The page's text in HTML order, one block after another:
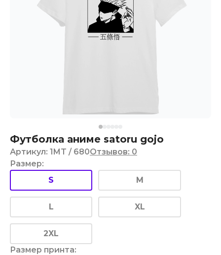
Футболка аниме satoru gojo
Артикул: 1MT / 680Отзывов: 0
Размер:
S
M
L XL
2XL
Размер принта: